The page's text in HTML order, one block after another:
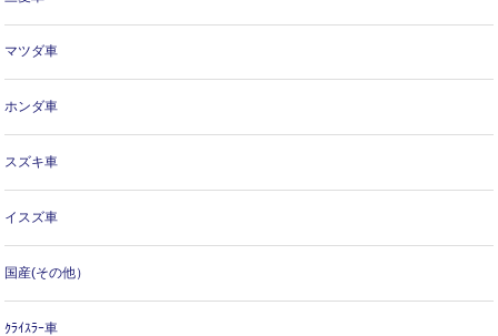
マツダ車
ホンダ車
スズキ車
イスズ車
国産(その他）
ｸﾗｲｽﾗｰ車